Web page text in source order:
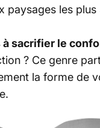
les
sacrifier le
? Ce genre
la forme de